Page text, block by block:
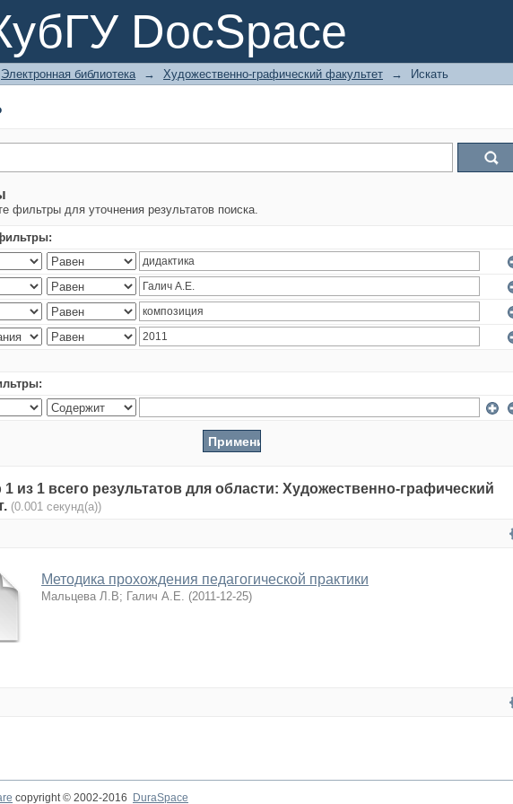
DocSpace
Электронная библиотека → Художественно-графический факультет → Искать
фильтры для уточнения результатов поиска.
из 1 всего результатов для области: Художественно-графический
(0.001 секунд(а))
Методика прохождения педагогической практики
Мальцева Л.В; Галич А.Е. (2011-12-25)
copyright © 2002-2016 DuraSpace